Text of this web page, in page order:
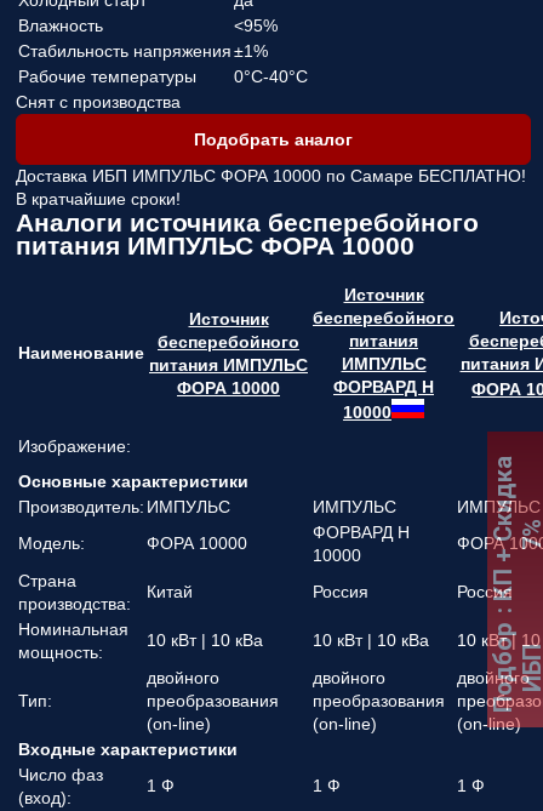
Влажность
<95%
Стабильность напряжения±1%
Рабочие температуры
0°C-40°C
Снят с производства
Подобрать аналог
Доставка ИБП ИМПУЛЬС ФОРА 10000 по Самаре БЕСПЛАТНО!
В кратчайшие сроки!
Аналоги источника бесперебойного
питания ИМПУЛЬС ФОРА 10000
Наименование
Источник
бесперебойного
питания ИМПУЛЬС
ФОРА 10000
Источник
бесперебойного
питания
ИМПУЛЬС
ФОРВАРД Н
10000
питания
ФОРА
Изображение:
Основные характеристики
Производитель: ИМПУЛЬС ИМПУЛЬС
ИМПУЛЬС
Модель:
ФОРА 10000
ФОРВАРД Н
10000
ФОРА
Страна
производства:
Китай Россия
Россия
Номинальная
мощность:
10 кВт | 10 кВа 10 кВт | 10 кВа 10 кВт |
Тип:
двойного
преобразования
(on-line)
двойного
преобразования
(on-line)
двойного
(on-line)
Входные характеристики
Число фаз
(вход):
1 Ф 1 Ф
1 Ф
Подбор
:
К
П
+
С
к
и
д
к
а
7